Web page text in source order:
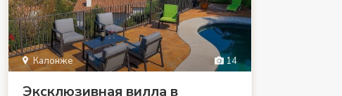
14
Калонже
Эксклюзивная вилла в